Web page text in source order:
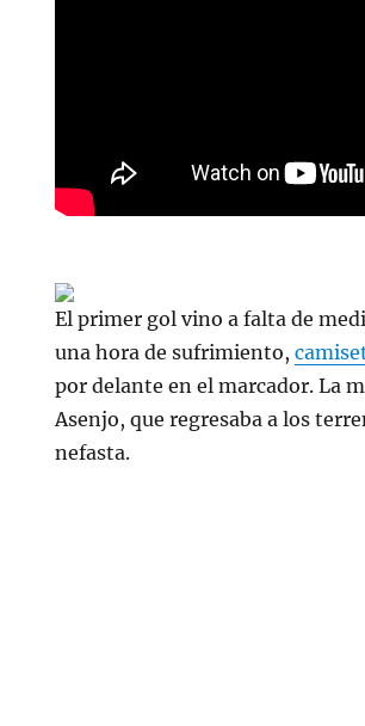
El primer gol vino a falta de
una hora de sufrimiento,
por delante en el marcador. La
Asenjo, que regresaba a los
nefasta.